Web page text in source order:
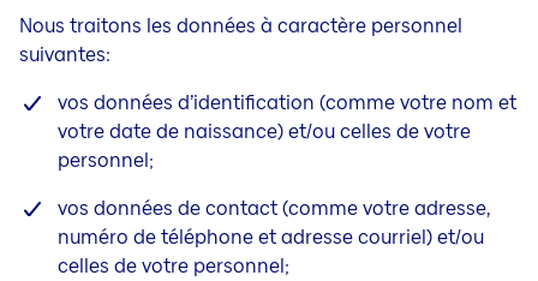
Nous traitons les données à caractère personnel
suivantes:
vos données d’identification (comme votre nom et
votre date de naissance) et/ou celles de votre
personnel;
vos données de contact (comme votre adresse,
numéro de téléphone et adresse courriel) et/ou
celles de votre personnel;